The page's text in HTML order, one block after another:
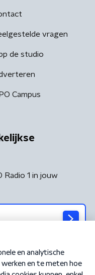
vragen
de studio
Campus
Radio 1 in jouw